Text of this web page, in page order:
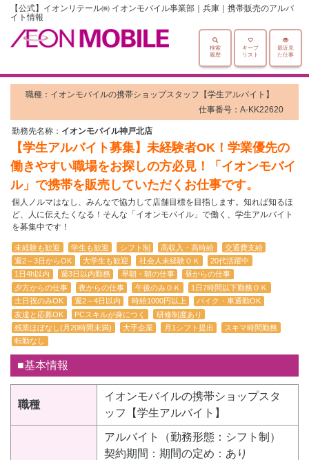
【公式】イオンリテール㈱ イオンモバイル事業部｜兵庫｜携帯販売のアルバ
イト情報
最近見
た仕事
キープ
リスト
検索
履歴
職種：イオンモバイルの携帯ショップスタッフ【学生アルバイト】
仕事番号：A-KK22620
勤務先名称： イオンモバイル神戸北店
【学生アルバイト募集】未経験者OK！学業優先の
働きやすい職場をお探しの方必見！「イオンモバイ
ル」で携帯を販売していただくお仕事です。
個人ノルマはなし、みんなで協力して店舗目標を目指します。知れば知るほ
ど、人に伝えたくなる！そんな「イオンモバイル」で働く、学生アルバイト
を募集中です！
未経験も歓迎 学生も歓迎 シフト制 高収入・高時給
交通費支給
週2～3日からOK
大学生も歓迎 社会人未経験ＯＫ
20代活躍中
1日4h以内
週3日以内勤務 早朝・朝の仕事
昼からの仕事
夕方からの仕事
夜からの仕事 午後のみＯＫ
1日7時間以下勤務ＯＫ
土日祝のみOK
週2～4日以内 時給1000円以上
バイク・車通勤OK
友達と応募OK
PCスキルが身につく
研修制度あり
残業ほぼなし(月20時間未満)
大手企業 月1シフト提出
スキマ時間勤務
転勤なし
■基本情報
職種
イオンモバイルの携帯ショップスタ
ッフ【学生アルバイト】
アルバイト（勤務形態：シフト制）
契約期間：期間の定め：あり